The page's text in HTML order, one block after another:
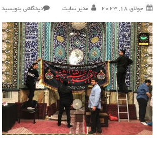
جولای 18, 2023 مدیر سایت دیدگاهی بنویسیددر